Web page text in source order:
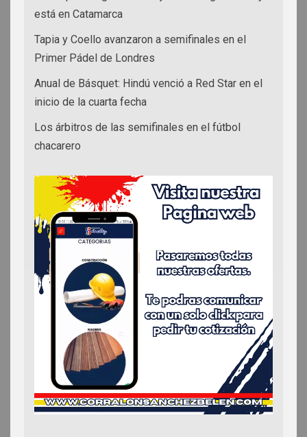
está en Catamarca
Tapia y Coello avanzaron a semifinales en el
Primer Pádel de Londres
Anual de Básquet: Hindú venció a Red Star en el
inicio de la cuarta fecha
Los árbitros de las semifinales en el fútbol
chacarero